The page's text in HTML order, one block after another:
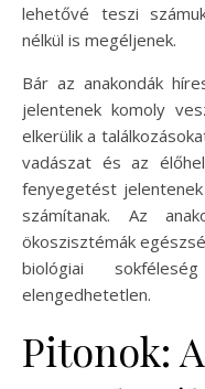
lehetővé teszi
nélkül is megéljenek.
Bár az anakondák
jelentenek komoly
elkerülik a
vadászat és az
fenyegetést
számítanak. Az
ökoszisztémák
biológiai
elengedhetetlen.
Pitonok: